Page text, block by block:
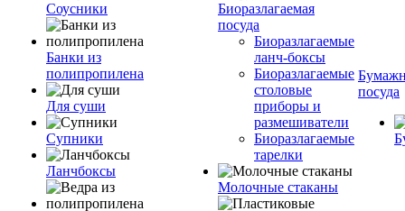
Соусники
Банки из
полипропилена
Для суши
Супники
Ланчбоксы
Биоразлагаемая
посуда
Биоразлагаемые
ланч-боксы
Биоразлагаемые
столовые
приборы и
размешиватели
Биоразлагаемые
тарелки
Молочные стаканы
посуда